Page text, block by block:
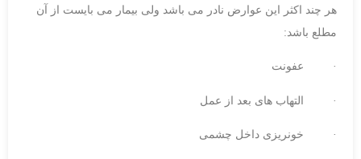
هر چند اکثر این عوارض نادر می باشد ولی بیمار می بایست از آن
مطلع باشد:
· عفونت
· التهاب های بعد از عمل
· خونریزی داخل چشمی